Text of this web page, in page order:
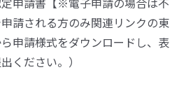
請される方のみ関連リンクの東
申請様式をダウンロードし、表
ください。）